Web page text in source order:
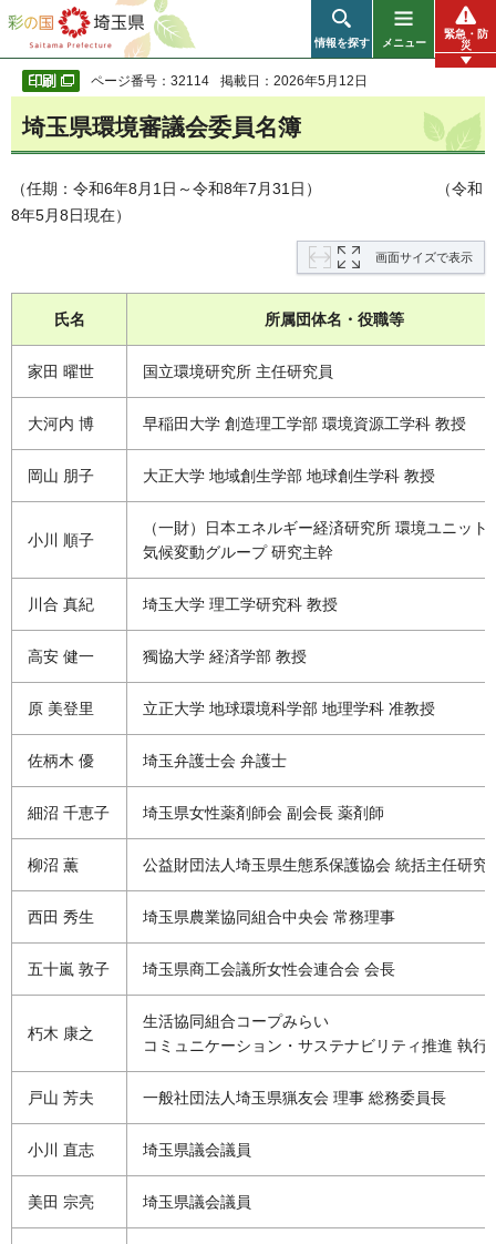
彩の国 埼玉県
情報を探す メニュー
緊急・防
災
ページ番号：32114 掲載日：2026年5月12日
埼玉県環境審議会委員名簿
（任期：令和6年8月1日～令和8年7月31日） （令和
8年5月8日現在）
画面サイズで表示
氏名 所属団体名・役職等
家田 曜世 国立環境研究所 主任研究員
大河内 博 早稲田大学 創造理工学部 環境資源工学科 教授
岡山 朋子 大正大学 地域創生学部 地球創生学科 教授
小川 順子
（一財）日本エネルギー経済研究所 環境ユニット
気候変動グループ 研究主幹
川合 真紀 埼玉大学 理工学研究科 教授
高安 健一 獨協大学 経済学部 教授
原 美登里 立正大学 地球環境科学部 地理学科 准教授
佐柄木 優 埼玉弁護士会 弁護士
細沼 千恵子 埼玉県女性薬剤師会 副会長 薬剤師
柳沼 薫 公益財団法人埼玉県生態系保護協会 統括主任研究
西田 秀生 埼玉県農業協同組合中央会 常務理事
五十嵐 敦子 埼玉県商工会議所女性会連合会 会長
朽木 康之
生活協同組合コープみらい
コミュニケーション・サステナビリティ推進 執行
戸山 芳夫 一般社団法人埼玉県猟友会 理事 総務委員長
小川 直志 埼玉県議会議員
美田 宗亮 埼玉県議会議員